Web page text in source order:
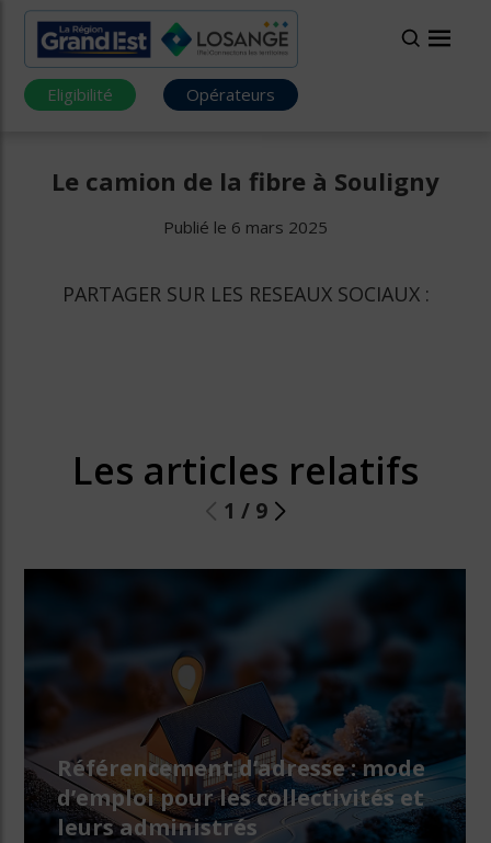
Eligibilité Opérateurs
Le camion de la fibre à Souligny
Publié le 6 mars 2025
PARTAGER SUR LES RESEAUX SOCIAUX :
Les articles relatifs
1 / 9
Référencement d’adresse : mode
d’emploi pour les collectivités et
leurs administrés